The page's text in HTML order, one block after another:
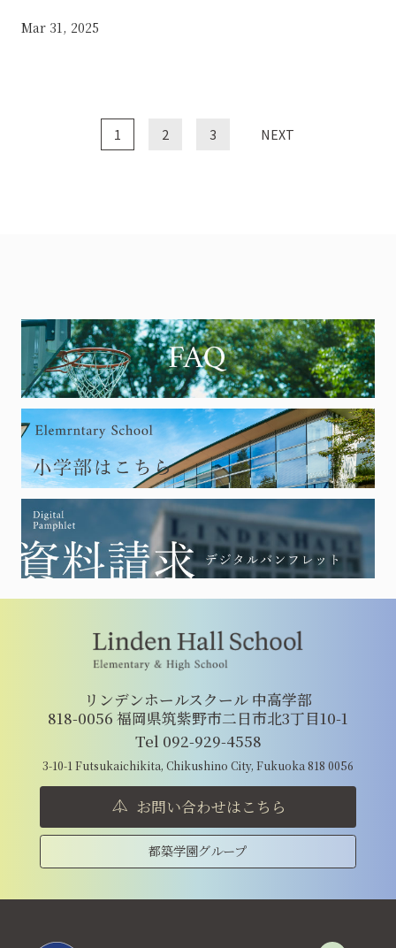
Mar 31, 2025
1 2 3 NEXT
リンデンホールスクール 中高学部
818-0056 福岡県筑紫野市二日市北3丁目10-1
Tel 092-929-4558
3-10-1 Futsukaichikita, Chikushino City, Fukuoka 818 0056
お問い合わせはこちら
都築学園グループ